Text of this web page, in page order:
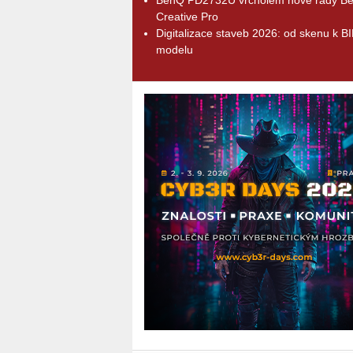
Creative Pro
Digitalizace staveb 2026: od skenu k
modelu